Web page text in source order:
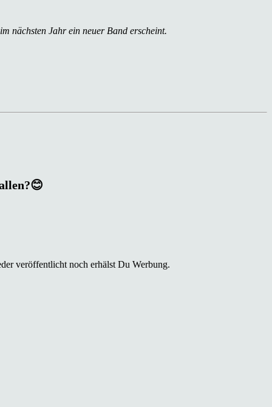
nächsten Jahr ein neuer Band erscheint.
veröffentlicht noch erhälst Du Werbung.